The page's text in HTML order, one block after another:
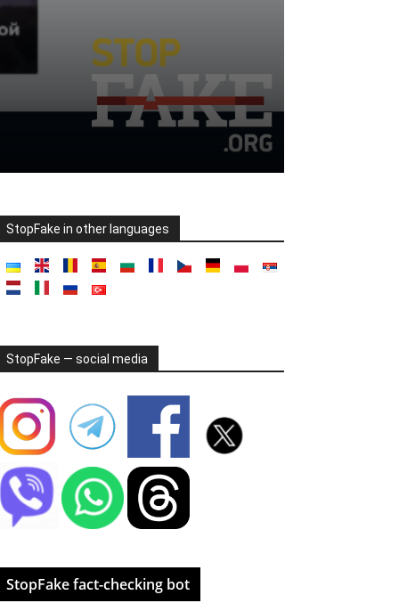
StopFake in other languages
StopFake — social media
StopFake fact-checking bot